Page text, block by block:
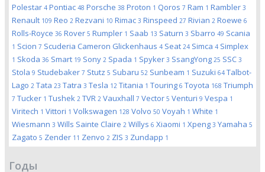
Polestar 4 Pontiac 48 Porsche 38 Proton 1 Qoros 7 Ram 1 Rambler 3
Renault 109 Reo 2 Rezvani 10 Rimac 3 Rinspeed 27 Rivian 2 Roewe 6
Rolls-Royce 36 Rover 5 Rumpler 1 Saab 13 Saturn 3 Sbarro 49 Scania
1 Scion 7 Scuderia Cameron Glickenhaus 4 Seat 24 Simca 4 Simplex
1 Skoda 36 Smart 19 Sony 2 Spada 1 Spyker 3 SsangYong 25 SSC 3
Stola 9 Studebaker 7 Stutz 5 Subaru 52 Sunbeam 1 Suzuki 64 Talbot-
Lago 2 Tata 23 Tatra 3 Tesla 12 Titania 1 Touring 6 Toyota 168 Triumph
7 Tucker 1 Tushek 2 TVR 2 Vauxhall 7 Vector 5 Venturi 9 Vespa 1
Viritech 1 Vittori 1 Volkswagen 128 Volvo 50 Voyah 1 White 1
Wiesmann 3 Wills Sainte Claire 2 Willys 6 Xiaomi 1 Xpeng 3 Yamaha 5
Zagato 5 Zender 11 Zenvo 2 ZIS 3 Zundapp 1
Годы